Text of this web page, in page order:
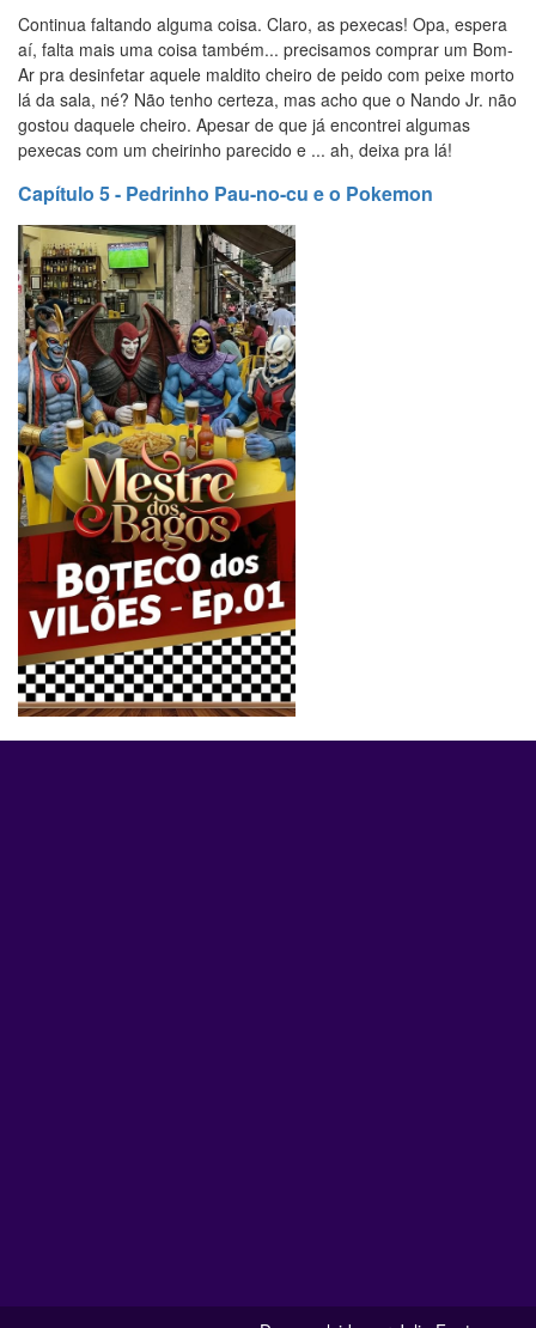
Continua faltando alguma coisa. Claro, as pexecas! Opa, espera
aí, falta mais uma coisa também... precisamos comprar um Bom-
Ar pra desinfetar aquele maldito cheiro de peido com peixe morto
lá da sala, né? Não tenho certeza, mas acho que o Nando Jr. não
gostou daquele cheiro. Apesar de que já encontrei algumas
pexecas com um cheirinho parecido e ... ah, deixa pra lá!
Capítulo 5 - Pedrinho Pau-no-cu e o Pokemon